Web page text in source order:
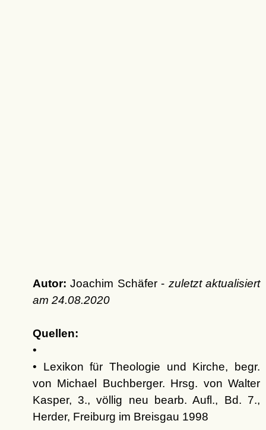
Autor: Joachim Schäfer - zuletzt aktualisiert
am 24.08.2020
Quellen:
•
• Lexikon für Theologie und Kirche, begr.
von Michael Buchberger. Hrsg. von Walter
Kasper, 3., völlig neu bearb. Aufl., Bd. 7.,
Herder, Freiburg im Breisgau 1998